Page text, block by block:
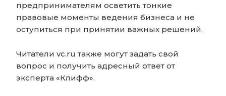
предпринимателям осветить тонкие
правовые моменты ведения бизнеса и не
оступиться при принятии важных решений.
Читатели vc.ru также могут задать свой
вопрос и получить адресный ответ от
эксперта «Клифф».